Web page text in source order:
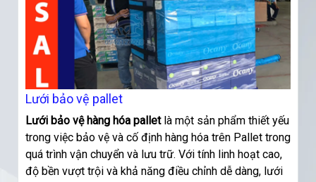
Lưới bảo vệ pallet
Lưới bảo vệ hàng hóa palletlà một sản phẩm thiết yếu
trong việc bảo vệ và cố định hàng hóa trên Pallet trong
quá trình vận chuyển và lưu trữ. Với tính linh hoạt cao,
độ bền vượt trội và khả năng điều chỉnh dễ dàng, lưới